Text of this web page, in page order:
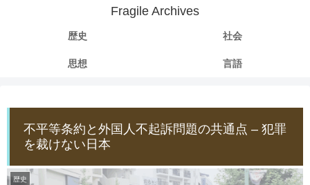
Fragile Archives
歴史 社会
思想 言語
不平等条約と外国人不起訴問題の共通点 – 犯罪
を裁けない日本
歴史